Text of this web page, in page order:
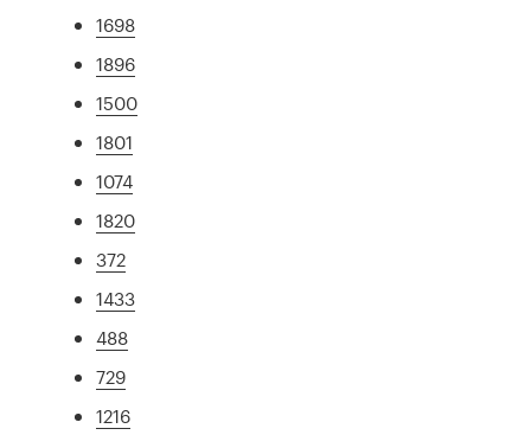
1698
1896
1500
1801
1074
1820
372
1433
488
729
1216